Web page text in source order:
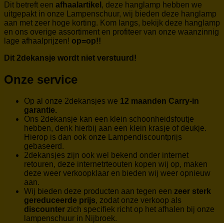
Dit betreft een afhaalartikel , deze hanglamp hebben we
uitgepakt in onze Lampenschuur, wij bieden deze hanglamp
aan met zeer hoge korting. Kom langs, bekijk deze hanglamp
en ons overige assortiment en profiteer van onze waanzinnig
lage afhaalprijzen! op=op!!
Dit 2dekansje wordt niet verstuurd!
Onze service
Op al onze 2dekansjes we 12 maanden Carry-in
garantie.
Ons 2dekansje kan een klein schoonheidsfoutje
hebben, denk hierbij aan een klein krasje of deukje.
Hierop is dan ook onze Lampendiscountprijs
gebaseerd.
2dekansjes zijn ook wel bekend onder internet
retouren, deze internetrteouten kopen wij op, maken
deze weer verkoopklaar en bieden wij weer opnieuw
aan.
Wij bieden deze producten aan tegen een zeer sterk
gereduceerde prijs, zodat onze verkoop als
discounter zich specifiek richt op het afhalen bij onze
lampenschuur in Nijbroek.